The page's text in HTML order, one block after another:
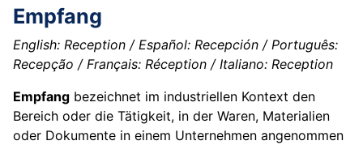
Empfang
English: Reception / Español: Recepción / Português:
Recepção / Français: Réception / Italiano: Reception
Empfang bezeichnet im industriellen Kontext den
Bereich oder die Tätigkeit, in der Waren, Materialien
oder Dokumente in einem Unternehmen angenommen